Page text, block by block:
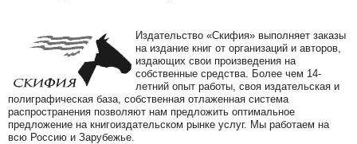
Издательство «Скифия» выполняет заказы
на издание книг от организаций и авторов,
издающих свои произведения на
собственные средства. Более чем 14-
летний опыт работы, своя издательская и
полиграфическая база, собственная отлаженная система
распространения позволяют нам предложить оптимальное
предложение на книгоиздательском рынке услуг. Мы работаем на
всю Россию и Зарубежье.